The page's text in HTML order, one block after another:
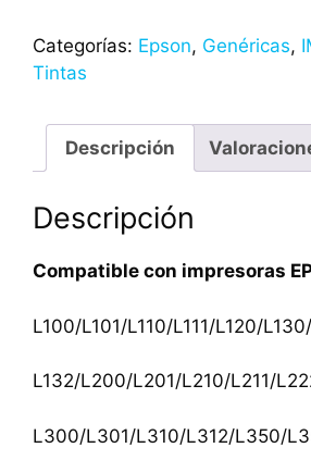
Categorías: Epson, Genéricas,
Tintas
Descripción
Descripción
Compatible con impresoras
L100/L101/L110/L111/L120/L130/
L132/L200/L201/L210/L211/
L300/L301/L310/L312/L350/